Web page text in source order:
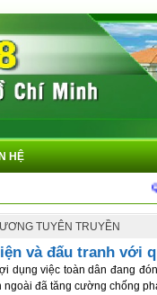
HỆ
TUYÊN TRUYỀN
và đấu tranh với
dụng việc toàn dân đang
ngoài đã tăng cường chống